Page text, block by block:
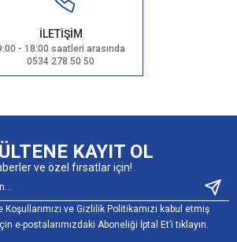
İLETİŞİM
- 18:00 saatleri arasında
0534 278 50 50
KAYIT OL
ve özel fırsatlar için!
ve Gizlilik Politikamızı kabul etmiş
e-postalarımızdaki Aboneliği İptal Et’i tıklayın.